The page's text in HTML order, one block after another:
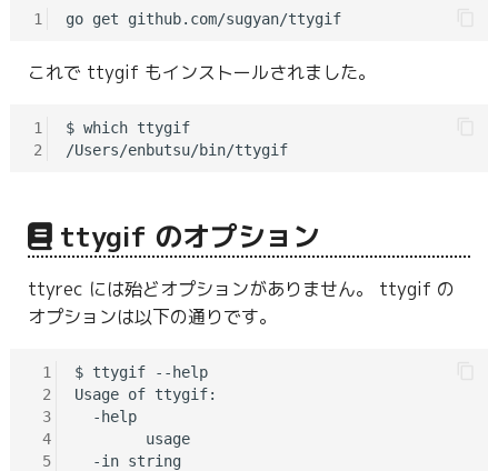
1 go get github.com/sugyan/ttygif
これで ttygif もインストールされました。
1
2
$ which ttygif
/Users/enbutsu/bin/ttygif
ttygif のオプション
ttyrec には殆どオプションがありません。 ttygif の
オプションは以下の通りです。
1
2
3
4
5
$ ttygif --help
Usage of ttygif:
  -help
        usage
  -in string